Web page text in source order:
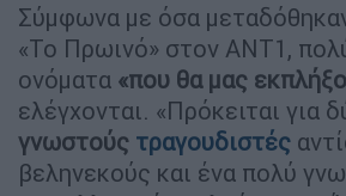
Σύμφωνα με όσα
«Το Πρωινό» στον ΑΝΤ1,
ονόματα «που θα μας
ελέγχονται. «Πρόκειται για
γνωστούς τραγουδιστές
βεληνεκούς και ένα πολύ